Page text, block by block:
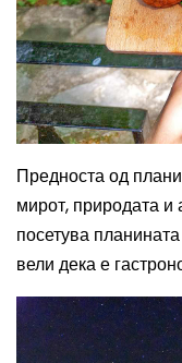
Предноста од
мирот, природата и
посетува
вели дека е